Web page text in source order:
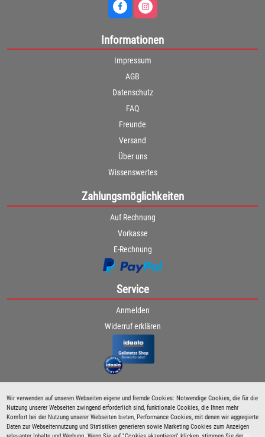
Wir verwenden auf unseren Webseiten eigene und fremde Cookies: Notwendige Cookies, die für die
Nutzung unserer Webseiten zwingend erforderlich sind, funktionale Cookies, die Ihnen mehr
Komfort bei der Nutzung unserer Webseiten bieten, Performance Cookies, mit denen wir aggregierte
Daten zur Webseitennutzung und Statistiken generieren sowie Marketing Cookies zum Anzeigen
Informationen
Impressum
AGB
Datenschutz
FAQ
Freunde
Versand
Über uns
Wissenswertes
Zahlungsmöglichkeiten
Auf Rechnung
Vorkasse
E-Rechnung
Service
Anmelden
Widerruf erklären
Newsletter